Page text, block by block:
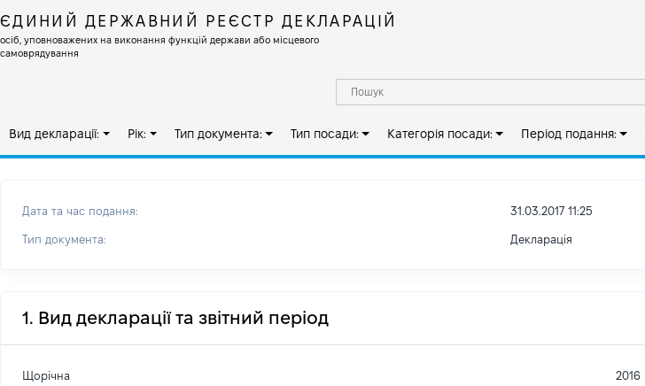
ЄДИНИЙ ДЕРЖАВНИЙ РЕЄСТР ДЕКЛАРАЦІЙ
осіб, уповноважених на виконання функцій держави або місцевого
самоврядування
Вид декларації: Рік: Тип документа: Тип посади: Категорія посади: Період подання:
Дата та час подання: 31.03.2017 11:25
Тип документа: Декларація
1. Вид декларації та звітний період
Щорічна
2016